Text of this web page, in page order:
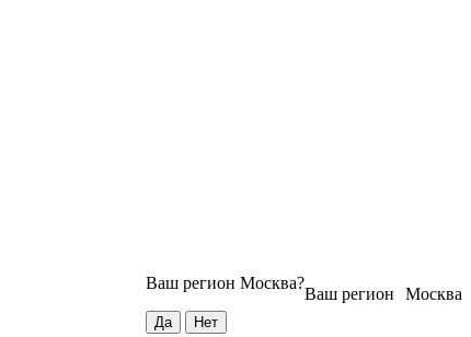
Москва
Ваш регион
Ваш регион Москва?